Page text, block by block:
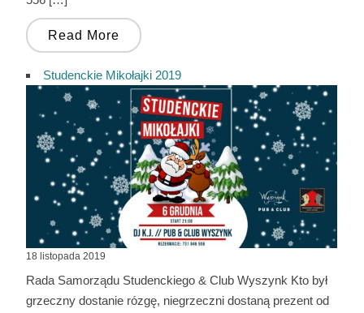
Read More
Studenckie Mikołajki 2019
18 listopada 2019
Rada Samorządu Studenckiego & Club Wyszynk Kto był
grzeczny dostanie rózgę, niegrzeczni dostaną prezent od